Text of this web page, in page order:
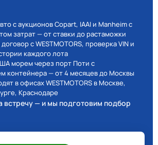
с аукционов Copart, IAAI и Manheim с
затрат — от ставки до растаможки
с WESTMOTORS, проверка VIN и
каждого лота
морем через порт Поти с
контейнера — от 4 месяцев до Москвы
в офисах WESTMOTORS в Москве,
Краснодаре
встречу — и мы подготовим подбор